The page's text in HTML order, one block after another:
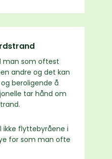
man som oftest
andre og det kan
beroligende å
tar hånd om
flyttebyråene i
for som man ofte